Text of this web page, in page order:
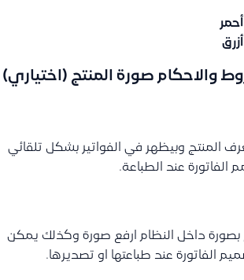
المنتج وبيظهر في الفواتير بشكل تلقائي
عند الطباعة.
بصورة داخل النظام ارفع صورة وكذلك يمكن
الفاتورة عند طباعتها او تصديرها.